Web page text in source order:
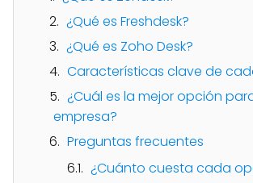
¿Qué es Freshdesk?
¿Qué es Zoho Desk?
Características clave de
¿Cuál es la mejor opción
empresa?
Preguntas frecuentes
¿Cuánto cuesta cada